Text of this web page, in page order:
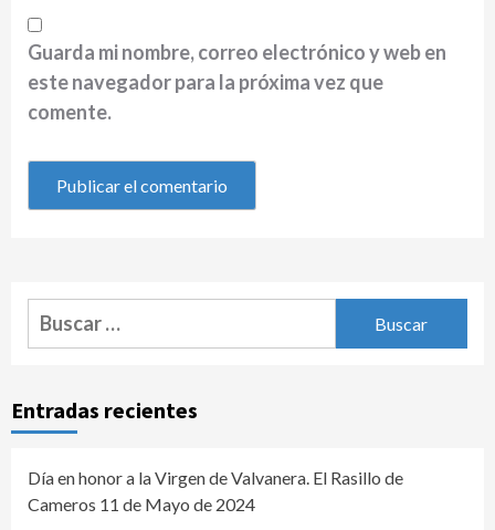
Guarda mi nombre, correo electrónico y web en
este navegador para la próxima vez que
comente.
Buscar:
Entradas recientes
Día en honor a la Virgen de Valvanera. El Rasillo de
Cameros 11 de Mayo de 2024